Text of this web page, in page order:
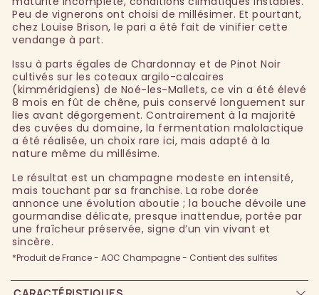
Peu de vignerons ont choisi de millésimer. Et pourtant,
chez Louise Brison, le pari a été fait de vinifier cette
vendange à part.
Issu à parts égales de Chardonnay et de Pinot Noir
cultivés sur les coteaux argilo-calcaires
(kimméridgiens) de Noé-les-Mallets, ce vin a été élevé
8 mois en fût de chêne, puis conservé longuement sur
lies avant dégorgement. Contrairement à la majorité
des cuvées du domaine, la fermentation malolactique
a été réalisée, un choix rare ici, mais adapté à la
nature même du millésime.
Le résultat est un champagne modeste en intensité,
mais touchant par sa franchise. La robe dorée
annonce une évolution aboutie ; la bouche dévoile une
gourmandise délicate, presque inattendue, portée par
une fraîcheur préservée, signe d’un vin vivant et
sincère.
*Produit de France - AOC Champagne - Contient des sulfites